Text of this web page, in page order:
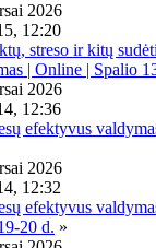
2026
12:20
streso ir kitų
| Online | Spalio
2026
12:36
efektyvus
2026
12:32
efektyvus
20 d. »